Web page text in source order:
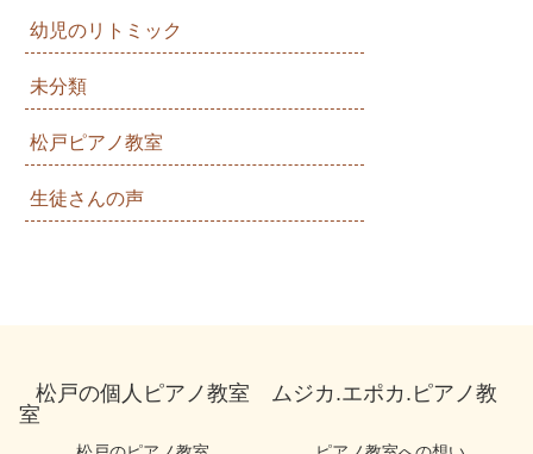
幼児のリトミック
未分類
松戸ピアノ教室
生徒さんの声
松戸の個人ピアノ教室 ムジカ.エポカ.ピアノ教
室